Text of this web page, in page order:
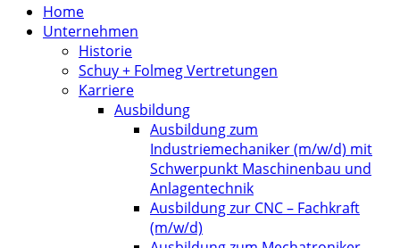
Home
Unternehmen
Historie
Schuy + Folmeg Vertretungen
Karriere
Ausbildung
Ausbildung zum
Industriemechaniker (m/w/d) mit
Schwerpunkt Maschinenbau und
Anlagentechnik
Ausbildung zur CNC – Fachkraft
(m/w/d)